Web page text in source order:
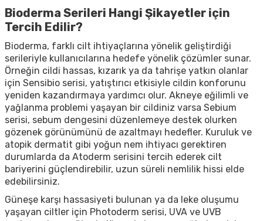
Bioderma Serileri Hangi Şikayetler için
Tercih Edilir?
Bioderma, farklı cilt ihtiyaçlarına yönelik geliştirdiği
serileriyle kullanıcılarına hedefe yönelik çözümler sunar.
Örneğin cildi hassas, kızarık ya da tahrişe yatkın olanlar
için Sensibio serisi, yatıştırıcı etkisiyle cildin konforunu
yeniden kazandırmaya yardımcı olur. Akneye eğilimli ve
yağlanma problemi yaşayan bir cildiniz varsa Sebium
serisi, sebum dengesini düzenlemeye destek olurken
gözenek görünümünü de azaltmayı hedefler. Kuruluk ve
atopik dermatit gibi yoğun nem ihtiyacı gerektiren
durumlarda da Atoderm serisini tercih ederek cilt
bariyerini güçlendirebilir, uzun süreli nemlilik hissi elde
edebilirsiniz.
Güneşe karşı hassasiyeti bulunan ya da leke oluşumu
yaşayan ciltler için Photoderm serisi, UVA ve UVB